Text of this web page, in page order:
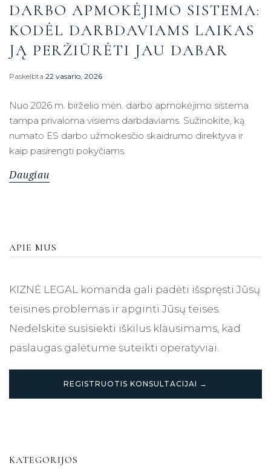
DARBO APMOKĖJIMO SISTEMA:
KODĖL DARBDAVIAMS LAIKAS
JĄ PERŽIŪRĖTI JAU DABAR
Paskelbta 22 vasario, 2026
Nuo 2026 m. birželio mėn. darbo apmokėjimo sistema
tampa privaloma visiems darbdaviams. Sužinokite, ką
numato ES darbo užmokesčio skaidrumo direktyva ir
kaip pasirengti pokyčiams.
Daugiau
APIE MUS
KIZNĖ LEGAL komanda gali padėti išspręsti Jūsų
teisines problemas ir apginti Jūsų teises.
Nedelskite susisiekti iškilus klausimams, kad
paslaugas galėtume suteikti operatyviai.
REGISTRUOTIS KONSULTACIJAI →
KATEGORIJOS